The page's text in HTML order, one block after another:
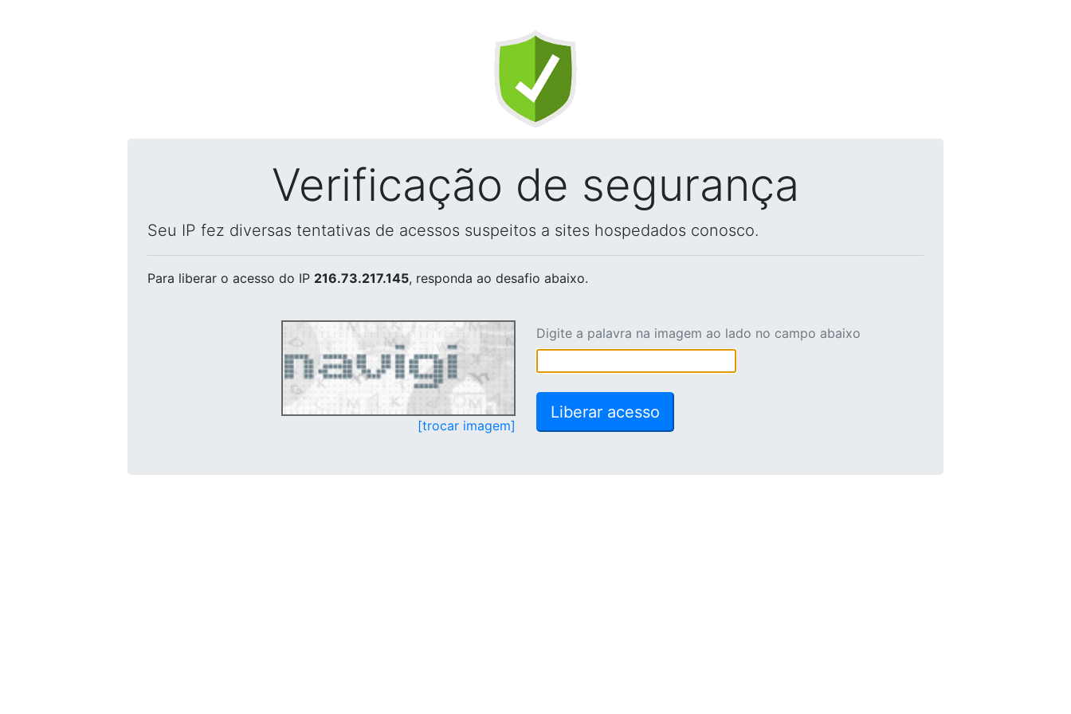
Verificação de segurança
Seu IP fez diversas tentativas de acessos suspeitos a sites hospedados conosco.
Para liberar o acesso do IP 216.73.217.145, responda ao desafio abaixo.
[trocar imagem]
Digite a palavra na imagem ao lado no campo abaixo